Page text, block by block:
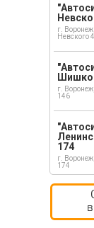
г.
Невского
г.
146
174
г.
174